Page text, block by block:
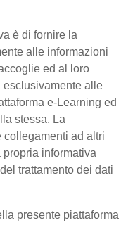
è di fornire la
alle informazioni
ed al loro
esclusivamente alle
e-Learning ed
stessa. La
collegamenti ad altri
informativa
trattamento dei dati
presente piattaforma